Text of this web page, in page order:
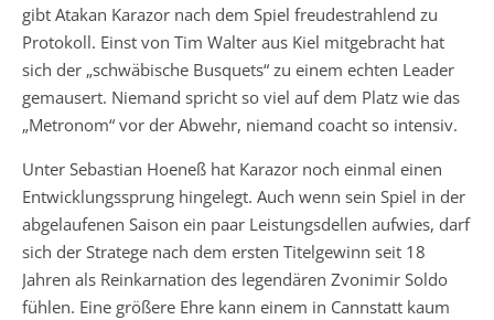
gibt Atakan Karazor nach dem Spiel freudestrahlend zu
Protokoll. Einst von Tim Walter aus Kiel mitgebracht hat
sich der „schwäbische Busquets“ zu einem echten Leader
gemausert. Niemand spricht so viel auf dem Platz wie das
„Metronom“ vor der Abwehr, niemand coacht so intensiv.
Unter Sebastian Hoeneß hat Karazor noch einmal einen
Entwicklungssprung hingelegt. Auch wenn sein Spiel in der
abgelaufenen Saison ein paar Leistungsdellen aufwies, darf
sich der Stratege nach dem ersten Titelgewinn seit 18
Jahren als Reinkarnation des legendären Zvonimir Soldo
fühlen. Eine größere Ehre kann einem in Cannstatt kaum